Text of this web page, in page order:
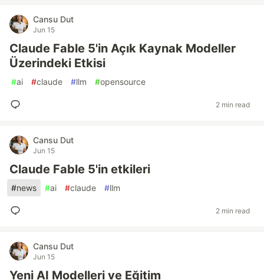
Cansu Dut
Jun 15
Claude Fable 5'in Açık Kaynak Modeller
Üzerindeki Etkisi
#ai #claude #llm #opensource
2 min read
Cansu Dut
Jun 15
Claude Fable 5'in etkileri
#news #ai #claude #llm
2 min read
Cansu Dut
Jun 15
Yeni AI Modelleri ve Eğitim